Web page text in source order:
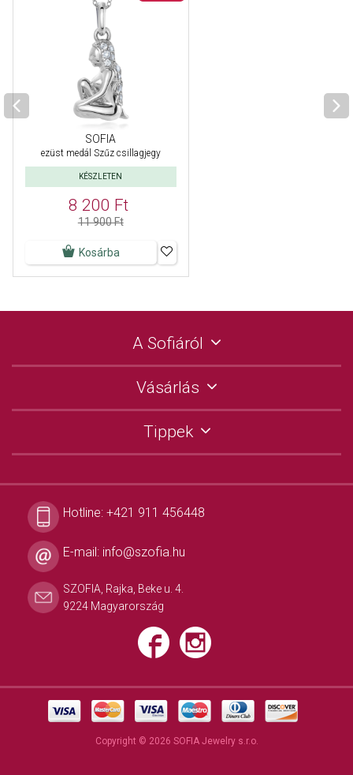
SOFIA
ezüst medál Szűz csillagjegy
KÉSZLETEN
8 200 Ft
11 900 Ft
Kosárba
A Sofiáról
Vásárlás
Tippek
Hotline: +421 911 456448
E-mail: info@szofia.hu
SZOFIA, Rajka, Beke u. 4.
9224 Magyarország
Copyright © 2026 SOFIA Jewelry s.r.o.